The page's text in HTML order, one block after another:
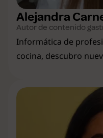
Alejandra
Autor de contenido
Informática de
cocina, descubro